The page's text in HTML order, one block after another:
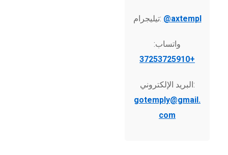
تيليجرام: @axtempl
واتساب:
+37253725910
البريد الإلكتروني:
gotemply@gmail.
com